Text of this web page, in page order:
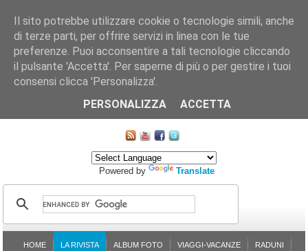
CHI SIAMO LE SEZIONI ASSICURGRANDA
ISCRIZIONE L'AVVOCATO RISPONDE SONDAGGI
Powered by Translate
HOME LA RIVISTA ALBUM FOTO VIAGGI-VACANZE RADUNI
Il sito potrebbe utilizzare cookie o tecnologie simili, anche
di terze parti, per offrire servizi in linea con le tue
preferenze. Puoi acconsentire a tali tecnologie cliccando
il pulsante 'Accetta'. Per saperne di più o per gestire i tuoi
consensi clicca 'Personalizza'.
PERSONALIZZA
ACCETTA